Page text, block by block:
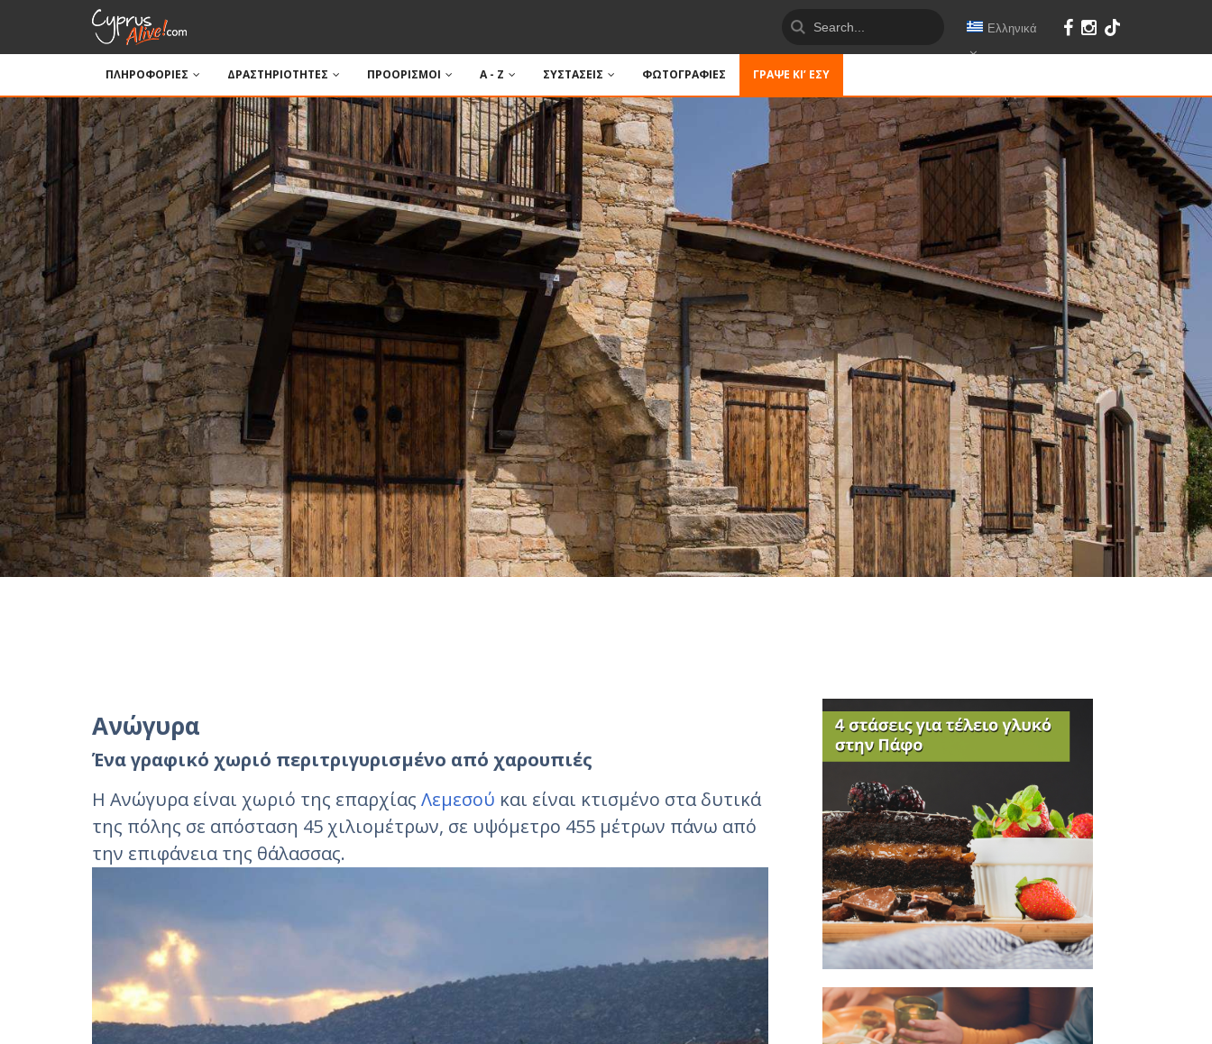
Ελληνικά
ΠΛΗΡΟΦΟΡΙΕΣ ΔΡΑΣΤΗΡΙΟΤΗΤΕΣ ΠΡΟΟΡΙΣΜΟΙ A - Z ΣΥΣΤΑΣΕΙΣ ΦΩΤΟΓΡΑΦΙΕΣ ΓΡΆΨΕ ΚΙ’ ΕΣΎ
Ανώγυρα
Ένα γραφικό χωριό περιτριγυρισμένο από χαρουπιές
Η Ανώγυρα είναι χωριό της επαρχίας Λεμεσού και είναι κτισμένο στα δυτικά
της πόλης σε απόσταση 45 χιλιομέτρων, σε υψόμετρο 455 μέτρων πάνω από
την επιφάνεια της θάλασσας.